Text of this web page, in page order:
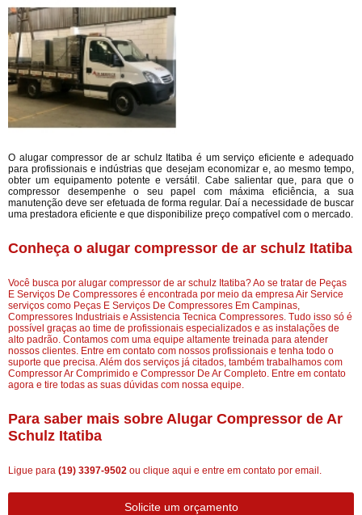
O alugar compressor de ar schulz Itatiba é um serviço eficiente e adequado
para profissionais e indústrias que desejam economizar e, ao mesmo tempo,
obter um equipamento potente e versátil. Cabe salientar que, para que o
compressor desempenhe o seu papel com máxima eficiência, a sua
manutenção deve ser efetuada de forma regular. Daí a necessidade de buscar
uma prestadora eficiente e que disponibilize preço compatível com o mercado.
Conheça o alugar compressor de ar schulz Itatiba
Você busca por alugar compressor de ar schulz Itatiba? Ao se tratar de Peças
E Serviços De Compressores é encontrada por meio da empresa Air Service
serviços como Peças E Serviços De Compressores Em Campinas,
Compressores Industriais e Assistencia Tecnica Compressores. Tudo isso só é
possível graças ao time de profissionais especializados e as instalações de
alto padrão. Contamos com uma equipe altamente treinada para atender
nossos clientes. Entre em contato com nossos profissionais e tenha todo o
suporte que precisa. Além dos serviços já citados, também trabalhamos com
Compressor Ar Comprimido e Compressor De Ar Completo. Entre em contato
agora e tire todas as suas dúvidas com nossa equipe.
Para saber mais sobre Alugar Compressor de Ar
Schulz Itatiba
Ligue para (19) 3397-9502 ou clique aqui e entre em contato por email.
Solicite um orçamento